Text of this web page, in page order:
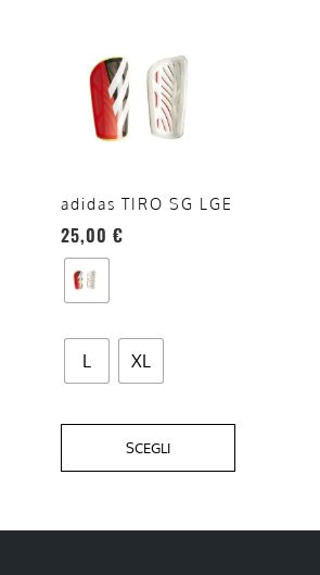
adidas TIRO SG LGE
25,00 €
L XL
SCEGLI
prodotto
varianti.
opzioni
possono
essere
scelte
nella
pagina